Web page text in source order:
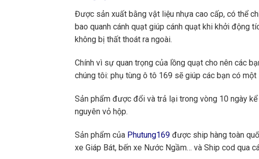
Được sản xuất bằng vật liệu nhựa cao cấp, có thể
bao quanh cánh quạt giúp cánh quạt khi khởi động
không bị thất thoát ra ngoài.
Chính vì sự quan trọng của lồng quạt cho nên các
chúng tôi: phụ tùng ô tô 169 sẽ giúp các bạn có
Sản phẩm được đổi và trả lại trong vòng 10 ngày
nguyên vỏ hộp.
Sản phẩm của Phutung169 được ship hàng toàn
xe Giáp Bát, bến xe Nước Ngầm… và Ship cod qua